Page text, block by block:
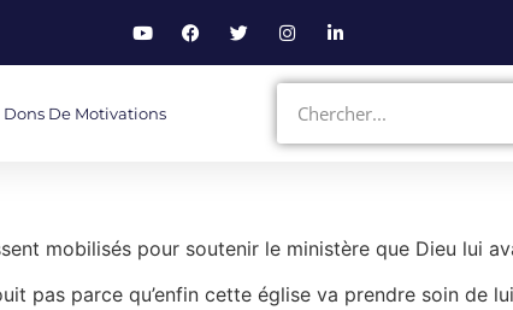
Dons De Motivations
mobilisés pour soutenir le ministère que Dieu lui
pas parce qu’enfin cette église va prendre soin de lui